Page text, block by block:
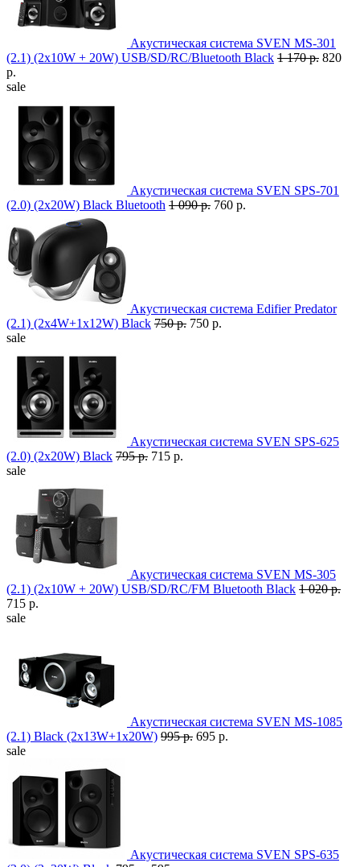
Акустическая система SVEN MS-301
(2.1) (2x10W + 20W) USB/SD/RC/Bluetooth Black 1 170 р. 820
р.
sale
Акустическая система SVEN SPS-701
(2.0) (2x20W) Black Bluetooth 1 090 р. 760 р.
Акустическая система Edifier Predator
(2.1) (2x4W+1x12W) Black 750 р. 750 р.
sale
Акустическая система SVEN SPS-625
(2.0) (2x20W) Black 795 р. 715 р.
sale
Акустическая система SVEN MS-305
(2.1) (2x10W + 20W) USB/SD/RC/FM Bluetooth Black 1 020 р.
715 р.
sale
Акустическая система SVEN MS-1085
(2.1) Black (2x13W+1x20W) 995 р. 695 р.
sale
Акустическая система SVEN SPS-635